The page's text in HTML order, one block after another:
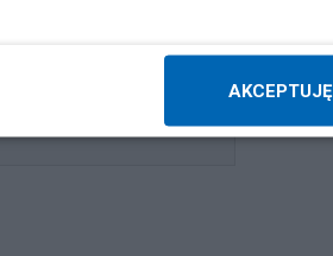
AKCEPTUJĘ